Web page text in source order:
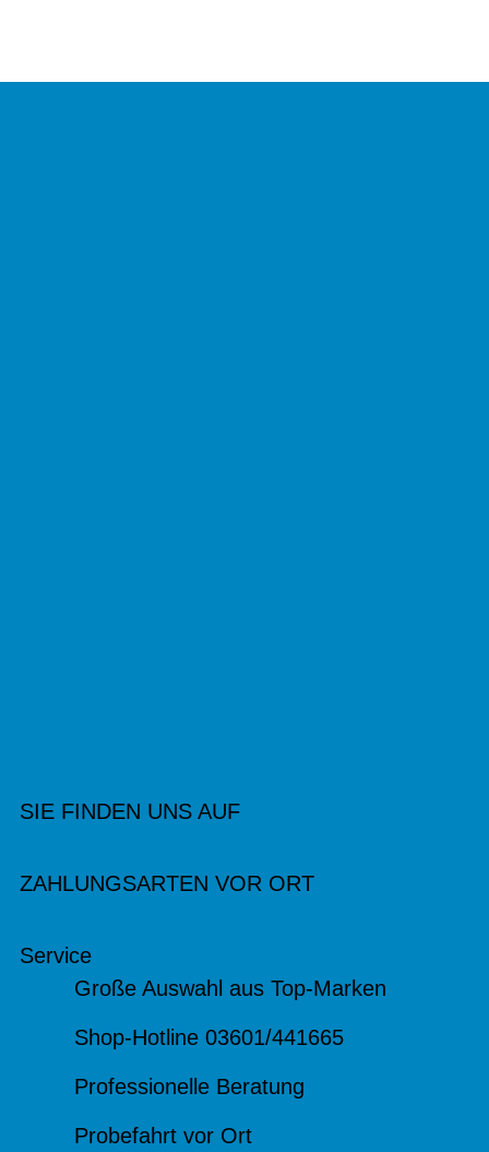
SIE FINDEN UNS AUF
ZAHLUNGSARTEN VOR ORT
Service
Große Auswahl aus Top-Marken
Shop-Hotline 03601/441665
Professionelle Beratung
Probefahrt vor Ort